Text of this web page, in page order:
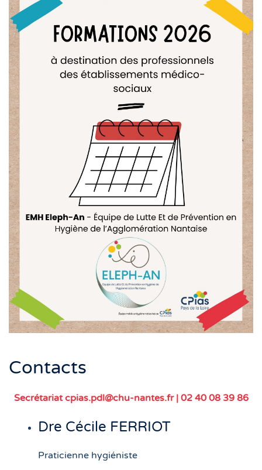
Contacts
Secrétariatcpias.pdl@chu-nantes.fr| 02 40 08 39 86
Dre Cécile FERRIOT
Praticienne hygiéniste